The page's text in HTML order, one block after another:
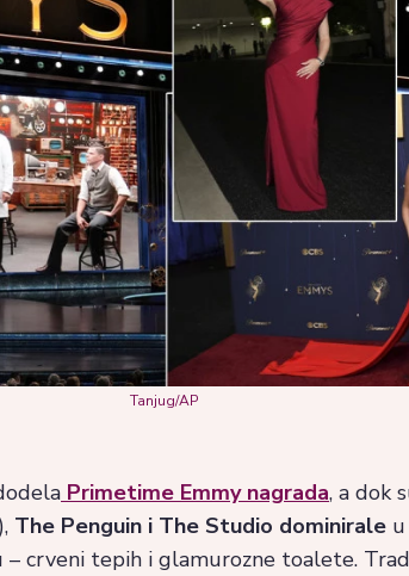
Tanjug/AP
Primetime Emmy nagrada, a dok
The Penguin i The Studio dominirale
crveni tepih i glamurozne toalete.